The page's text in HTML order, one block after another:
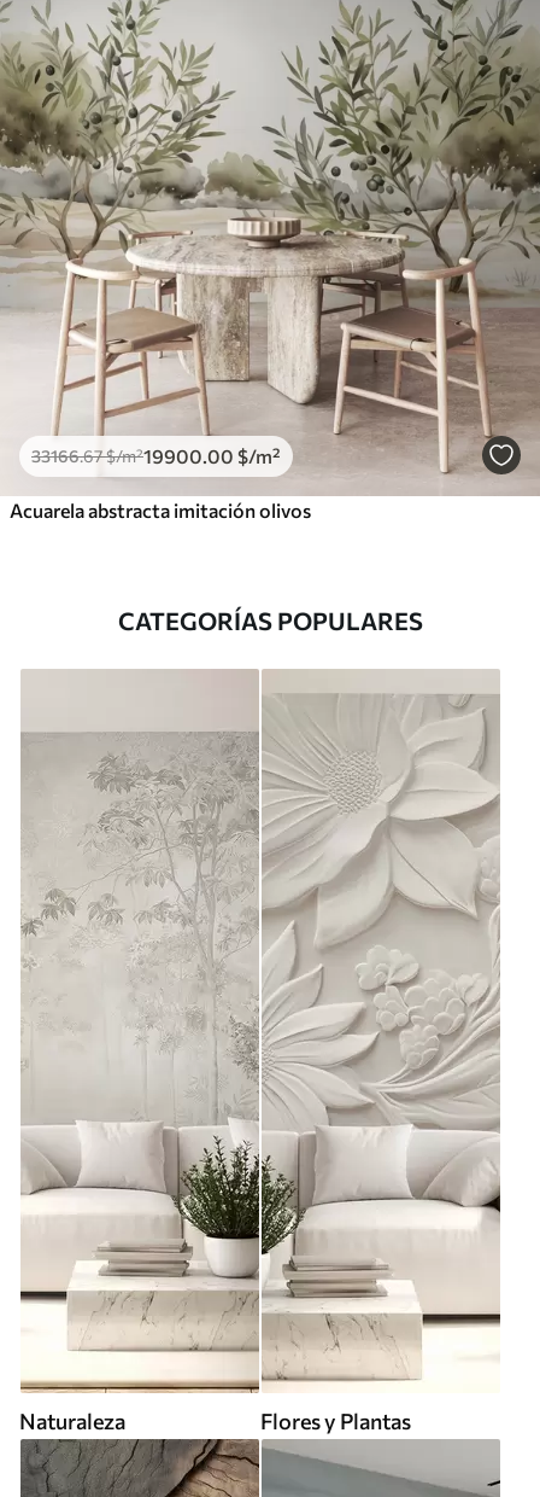
33166.67$/m²19900.00 $/m²
Acuarela abstracta imitación olivos
CATEGORÍAS POPULARES
Naturaleza Flores y Plantas